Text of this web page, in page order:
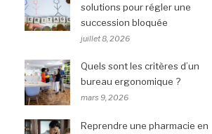
solutions pour régler une
succession bloquée
juillet 8, 2026
Quels sont les critères d’un
bureau ergonomique ?
mars 9, 2026
Reprendre une pharmacie en